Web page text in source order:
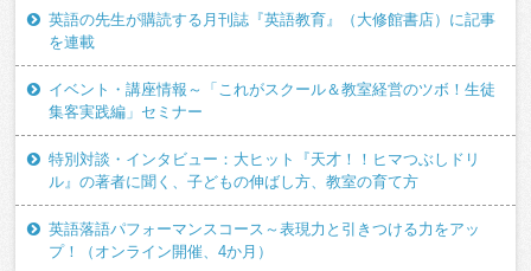
英語の先生が購読する月刊誌『英語教育』（大修館書店）に記事
を連載
イベント・講座情報～「これがスクール＆教室経営のツボ！生徒
集客実践編」セミナー
特別対談・インタビュー：大ヒット『天才！！ヒマつぶしドリ
ル』の著者に聞く、子どもの伸ばし方、教室の育て方
英語落語パフォーマンスコース～表現力と引きつける力をアッ
プ！（オンライン開催、4か月）